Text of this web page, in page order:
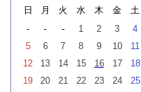
日
月 火 水 木 金
土
-
- - 1 2 3
4
5
6 7 8 9 10
11
12
13 14 15 16 17
18
19
20 21 22 23 24
25